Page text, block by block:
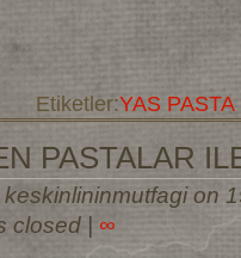
Etiketler:YAS
PASTALAR
keskinlininmutfagi on
closed| ∞